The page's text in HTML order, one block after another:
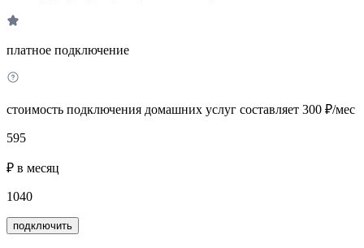
платное подключение
стоимость подключения домашних услуг составляет 300 ₽/мес
595
₽ в месяц
1040
подключить